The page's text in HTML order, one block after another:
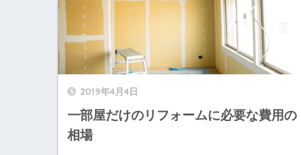
2019年4月4日
一部屋だけのリフォームに必要な費用の
相場